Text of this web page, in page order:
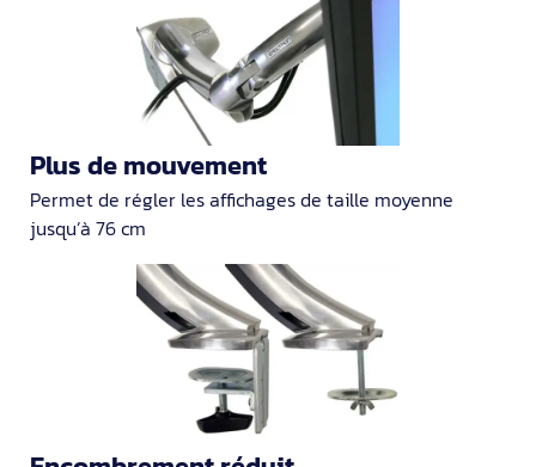
Plus de mouvement
Permet de régler les affichages de taille moyenne
jusqu’à 76 cm